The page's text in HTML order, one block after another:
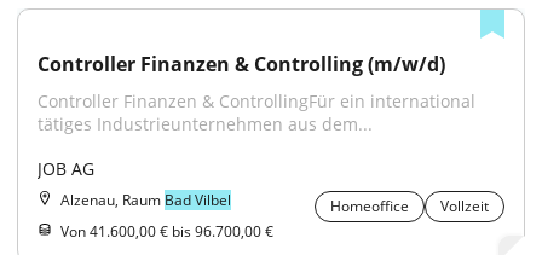
Controller Finanzen & Controlling (m/w/d)
Controller Finanzen & ControllingFür ein international
tätiges Industrieunternehmen aus dem...
JOB AG
Alzenau, Raum Bad Vilbel Homeoffice
Vollzeit
Von 41.600,00 € bis 96.700,00 €